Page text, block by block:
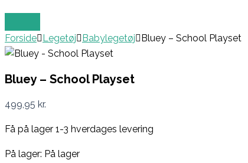
Forside Legetøj Babylegetøj Bluey – School Playset
Bluey – School Playset
499,95 kr.
Få på lager 1-3 hverdages levering
På lager: På lager